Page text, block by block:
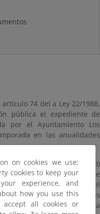
74 del a Ley 22/1988,
pública el expediente de
por el Ayuntamiento Los
en las anualidades
público durante VEINTE (20)
día siguiente a aquel en que
en BOE, dentro del
así como en las oficinas
ubicadas en Avenida
on cookies we use:
cookies to keep your
experience, and
how you use this
accept all cookies or